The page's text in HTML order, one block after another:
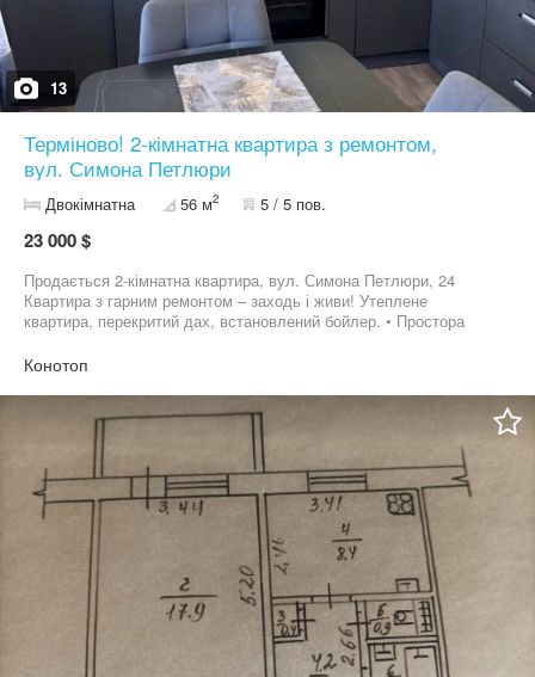
13
Терміново! 2-кімнатна квартира з ремонтом,
вул. Симона Петлюри
Двокімнатна 56 м2 5 / 5 пов.
23 000 $
Продається 2-кімнатна квартира, вул. Симона Петлюри, 24
Квартира з гарним ремонтом – заходь і живи! Утеплене
квартира, перекритий дах, встановлений бойлер. • Простора
ванна та санвузол Зручне планування, тепла та затишна
Конотоп